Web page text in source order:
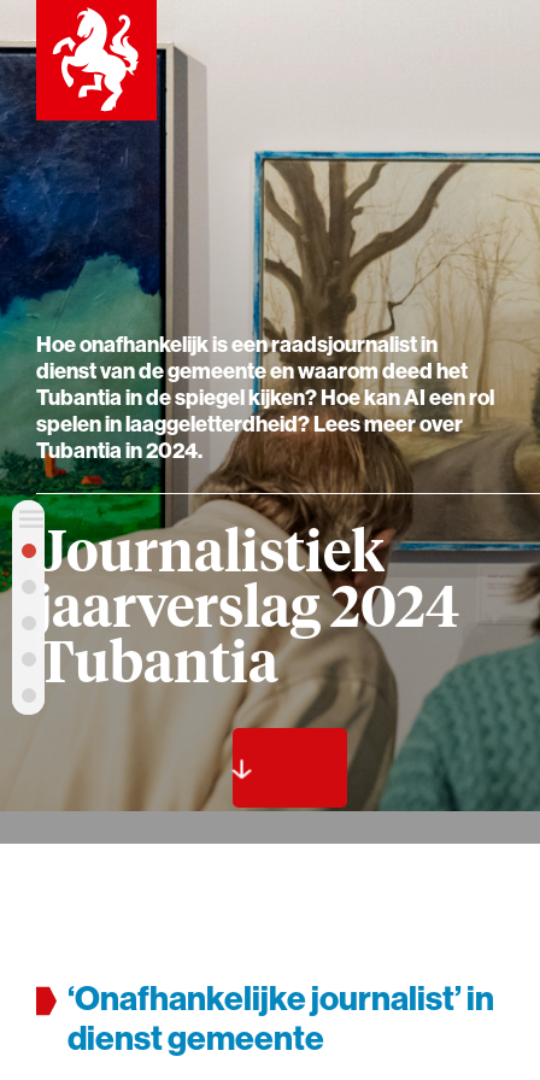
Hoe onafhankelijk is een raadsjournalist in
dienst van de gemeente en waarom deed het
Tubantia in de spiegel kijken? Hoe kan AI een rol
spelen in laag­geletterdheid? Lees meer over
Tubantia in 2024.
Journalistiek
jaarverslag 2024
Tubantia
‘Onafhankelijke journalist’ in
dienst gemeente